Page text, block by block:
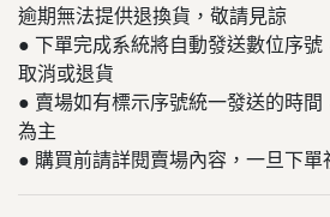
逾期無法提供退換貨，敬請見諒
● 下單完成系統將自動發送數位序號
取消或退貨
● 賣場如有標示序號統一發送的時間
為主
● 購買前請詳閱賣場內容，一旦下單